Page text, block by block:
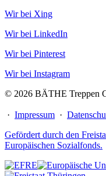
Wir bei Xing
Wir bei LinkedIn
Wir bei Pinterest
Wir bei Instagram
© 2026 BÄTHE Treppen
· Impressum ·
Gefördert durch den
Europäischen Sozialfonds.